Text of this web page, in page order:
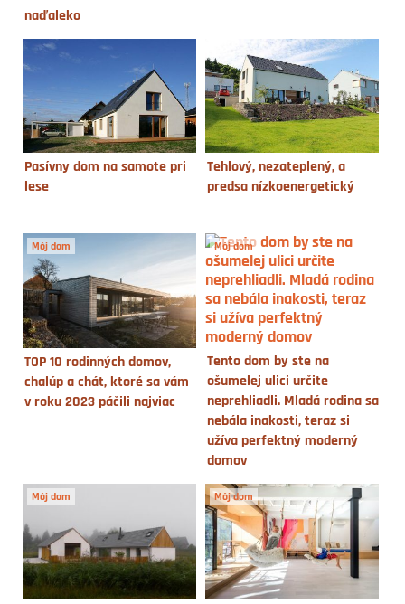
naďaleko
Pasívny dom na samote pri
lese
Tehlový, nezateplený, a
predsa nízkoenergetický
Môj dom
TOP 10 rodinných domov,
chalúp a chát, ktoré sa vám
v roku 2023 páčili najviac
Môj dom
Tento dom by ste na
ošumelej ulici určite
neprehliadli. Mladá rodina sa
nebála inakosti, teraz si
užíva perfektný moderný
domov
Môj dom Môj dom